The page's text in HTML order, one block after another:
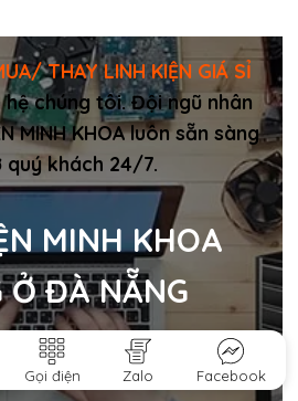
THAY LINH KIỆN GIÁ SỈ
chúng tôi. Đội ngũ nhân
MINH KHOA luôn sẵn sàng
quý khách 24/7.
MINH KHOA
Ở ĐÀ NẴNG
Chat
0911.003.113
Gọi điện Zalo Facebook